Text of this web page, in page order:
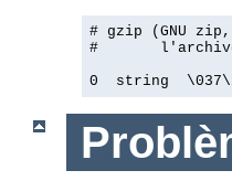
# gzip (GNU
#
0  string